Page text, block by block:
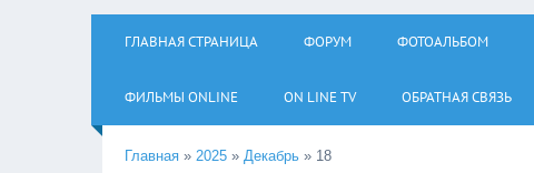
ГЛАВНАЯ СТРАНИЦА ФОРУМ ФОТОАЛЬБОМ
ФИЛЬМЫ ОNLINE ON LINE TV ОБРАТНАЯ СВЯЗЬ
Главная » 2025 » Декабрь » 18